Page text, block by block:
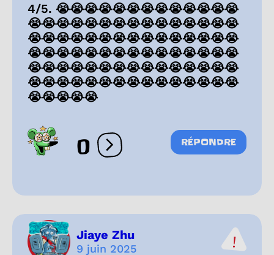
4/5. 😭😭😭😭😭😭😭😭😭😭😭😭😭
😭😭😭😭😭😭😭😭😭😭😭😭😭😭😭
😭😭😭😭😭😭😭😭😭😭😭😭😭😭😭
😭😭😭😭😭😭😭😭😭😭😭😭😭😭😭
😭😭😭😭😭😭😭😭😭😭😭😭😭😭😭
😭😭😭😭😭😭😭😭😭😭😭😭😭😭😭
😭😭😭😭😭
0 Ouvrir les réactions
RÉPONDRE
Jiaye Zhu
9 juin 2025